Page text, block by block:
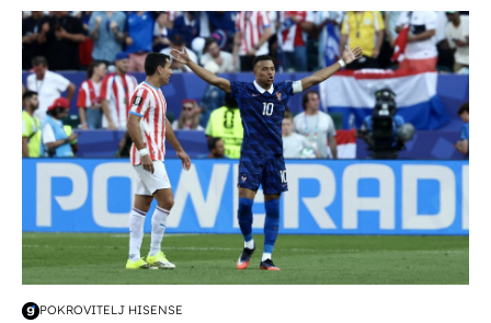
svjetsko prvenstvo 2026
POKROVITELJ HISENSE